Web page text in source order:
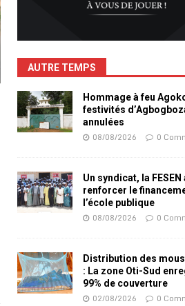
AUTRE TEMPS
Hommage à feu
festivités
annulées
08/08/2026 0
Un syndicat, la FESEN
renforcer le
l’école publique
08/08/2026 0
Distribution des
: La zone Oti-Sud
99% de couverture
02/08/2026 0